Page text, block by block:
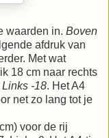
waarden in. Boven
afdruk van
Met wat
18 cm naar rechts
-18. Het A4
net zo lang tot je
voor de rij